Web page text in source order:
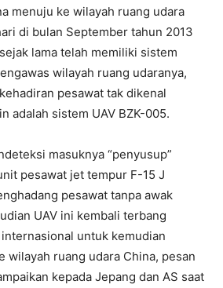
menuju ke wilayah ruang udara
di bulan September tahun 2013
lama telah memiliki sistem
wilayah ruang udaranya,
pesawat tak dikenal
adalah sistem UAV BZK-005.
masuknya “penyusup”
pesawat jet tempur F-15 J
pesawat tanpa awak
UAV ini kembali terbang
untuk kemudian
wilayah ruang udara China, pesan
kepada Jepang dan AS saat